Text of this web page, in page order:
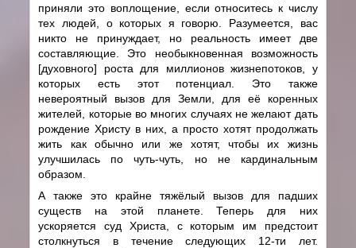
приняли это воплощение, если относитесь к числу
тех людей, о которых я говорю. Разумеется, вас
никто не принуждает, но реальность имеет две
составляющие. Это необыкновенная возможность
[духовного] роста для миллионов жизнепотоков, у
которых есть этот потенциал. Это также
невероятный вызов для Земли, для её коренных
жителей, которые во многих случаях не желают дать
рождение Христу в них, а просто хотят продолжать
жить как обычно или же хотят, чтобы их жизнь
улучшилась по чуть-чуть, но не кардинальным
образом.
А также это крайне тяжёлый вызов для падших
существ на этой планете. Теперь для них
ускоряется суд Христа, с которым им предстоит
столкнуться в течение следующих 12-ти лет.